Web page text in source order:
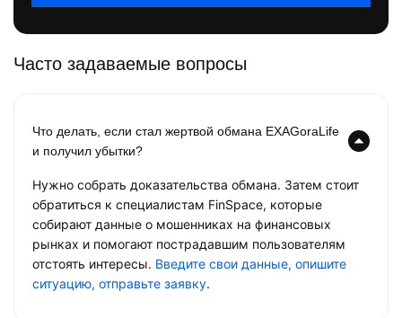
Часто задаваемые вопросы
Что делать, если стал жертвой обмана EXAGoraLife
и получил убытки?
Нужно собрать доказательства обмана. Затем стоит
обратиться к специалистам FinSpace, которые
собирают данные о мошенниках на финансовых
рынках и помогают пострадавшим пользователям
отстоять интересы. Введите свои данные, опишите
ситуацию, отправьте заявку.